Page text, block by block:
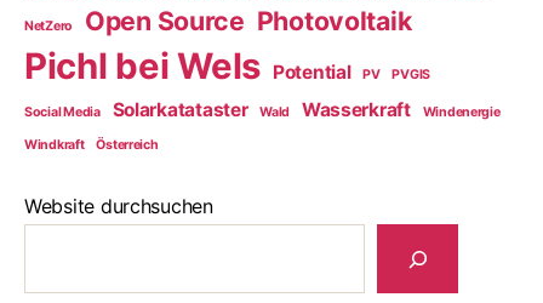
NetZero Open Source Photovoltaik
Pichl bei Wels Potential PV PVGIS
Social Media Solarkatataster Wald Wasserkraft Windenergie
Windkraft Österreich
Website durchsuchen